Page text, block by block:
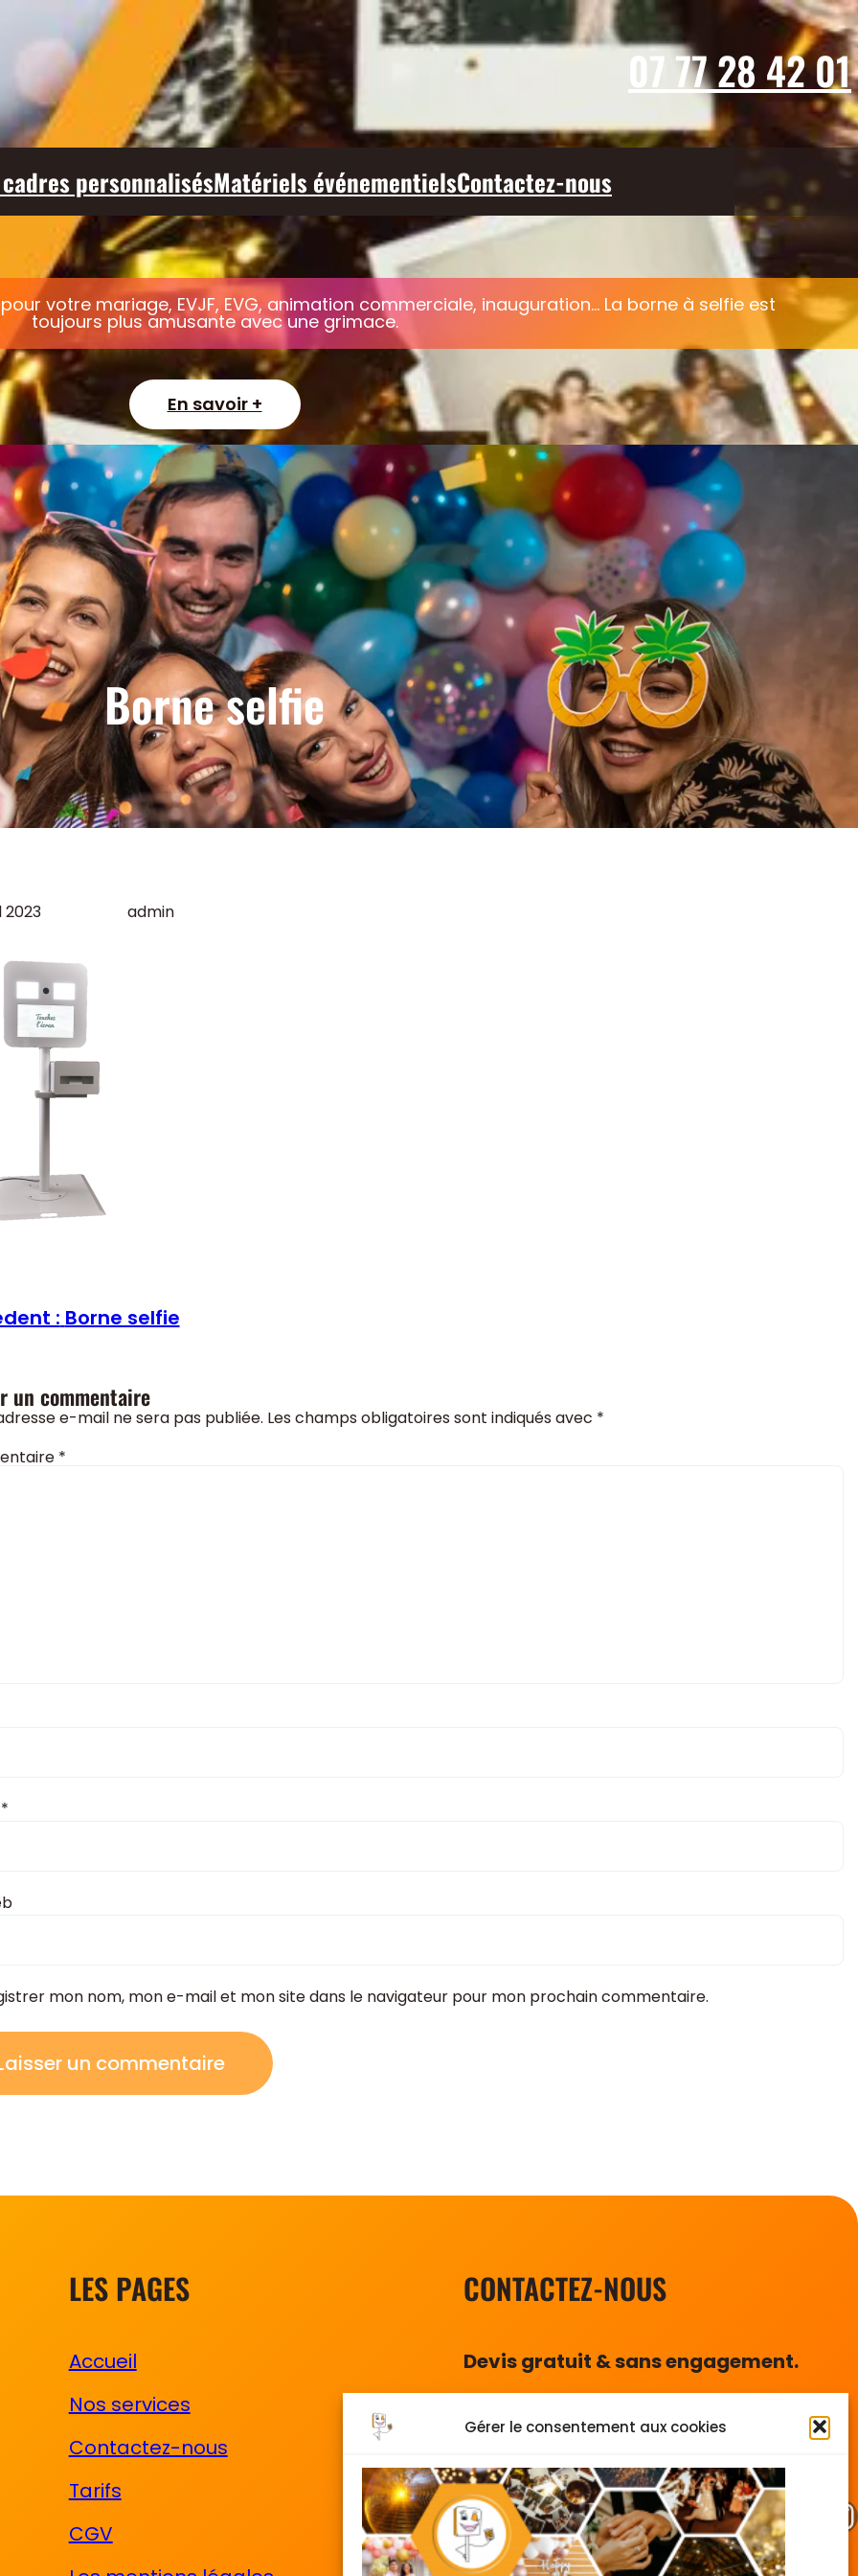
Gérer le consentement aux cookies
07 77 28 42 01
cadres personnalisésMatériels événementielsContactez-nous
pour votre mariage, EVJF, EVG, animation commerciale, inauguration… La borne à selfie est
toujours plus amusante avec une grimace.
En savoir +
Borne selfie
2023 admin
: Borne selfie
un commentaire
e-mail ne sera pas publiée. Les champs obligatoires sont indiqués avec *
*
*
mon nom, mon e-mail et mon site dans le navigateur pour mon prochain commentaire.
LES PAGES
Accueil
Nos services
Contactez-nous
Tarifs
CGV
CONTACTEZ-NOUS
Devis gratuit & sans engagement.
Instagram